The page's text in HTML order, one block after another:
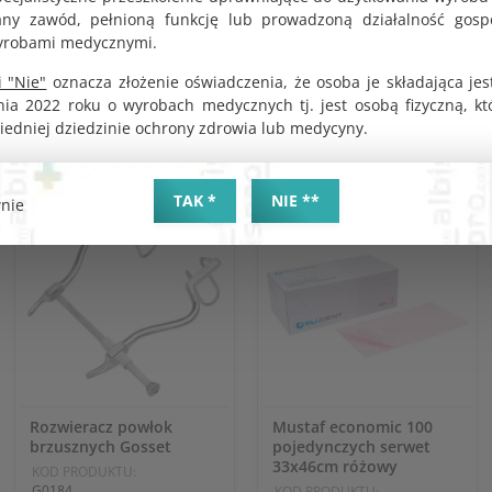
zawód, pełnioną funkcję lub prowadzoną działalność
medycznymi.
"Nie" oznacza złożenie oświadczenia, że osoba je składająca
2022 roku o wyrobach medycznych tj. jest osobą fizyczną,
dziedzinie ochrony zdrowia lub medycyny.
TAK * NIE **
NETTO
32.73 zł
DO KOSZYKA
6.20 zł
DO KOSZYKA
Rozwieracz powłok
brzusznych Gosset
KOD PRODUKTU:
Mustaf economic 100
pojedynczych serwet
33x46cm różowy